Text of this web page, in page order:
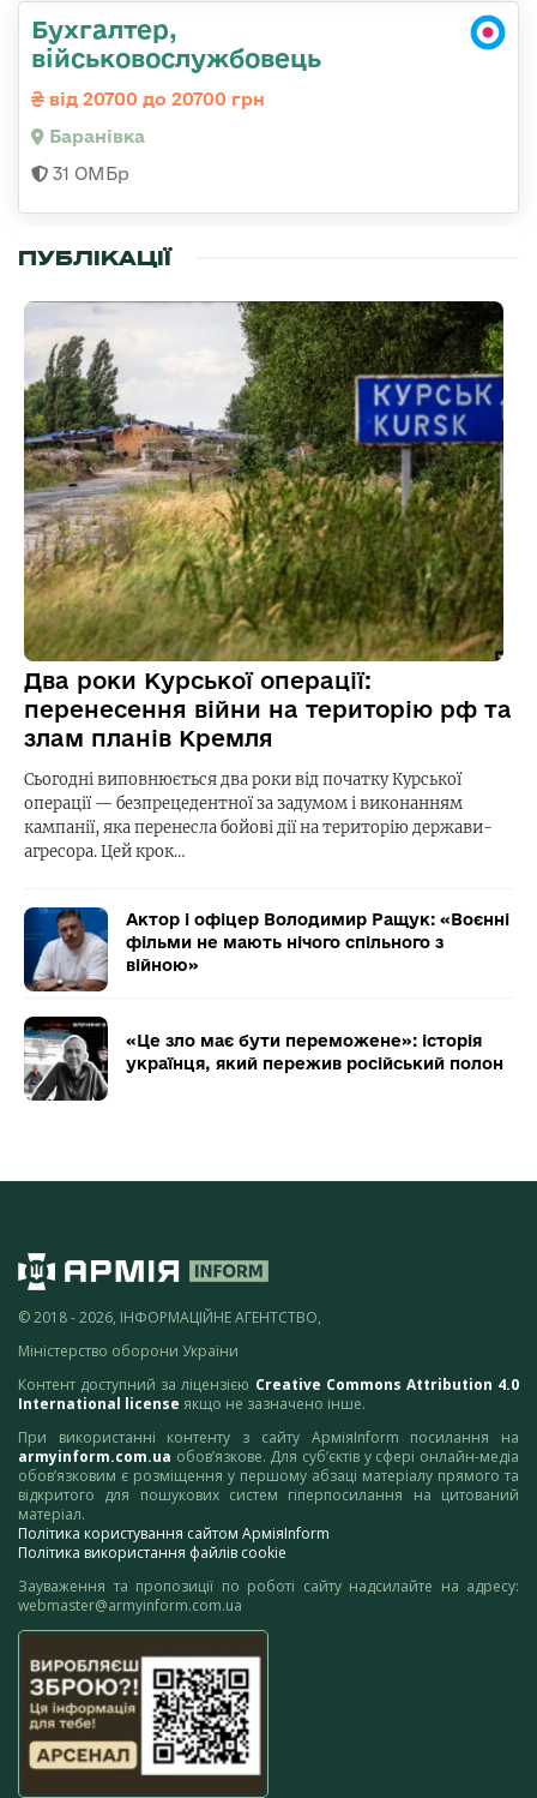
Бухгалтер,
військовослужбовець
від 20700 до 20700 грн
Баранівка
31 ОМБр
ПУБЛІКАЦІЇ
Два роки Курської операції:
перенесення війни на територію рф та
злам планів Кремля
Сьогодні виповнюється два роки від початку Курської
операції — безпрецедентної за задумом і виконанням
кампанії, яка перенесла бойові дії на територію держави-
агресора. Цей крок…
Актор і офіцер Володимир Ращук: «Воєнні
фільми не мають нічого спільного з
війною»
«Це зло має бути переможене»: історія
українця, який пережив російський полон
© 2018 - 2026, ІНФОРМАЦІЙНЕ АГЕНТСТВО,
Міністерство оборони України
Контент доступний за ліцензією Creative Commons Attribution 4.0
International license якщо не зазначено інше.
При використанні контенту з сайту АрміяInform посилання на
armyinform.com.ua обов’язкове. Для суб’єктів у сфері онлайн-медіа
обов’язковим є розміщення у першому абзаці матеріалу прямого та
відкритого для пошукових систем гіперпосилання на цитований
матеріал.
Політика користування сайтом АрміяInform
Політика використання файлів cookie
Зауваження та пропозиції по роботі сайту надсилайте на адресу:
webmaster@armyinform.com.ua